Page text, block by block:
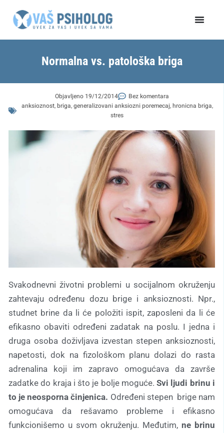
Normalna vs. patološka briga
Objavljeno 19/12/2014
Bez komentara
anksioznost,briga,generalizovani anksiozni poremecaj,hronicna briga,
stres
Svakodnevni životni problemi u socijalnom okruženju
zahtevaju određenu dozu brige i anksioznosti. Npr.,
studnet brine da li će položiti ispit, zaposleni da li će
efikasno obaviti određeni zadatak na poslu. I jedna i
druga osoba doživljava izvestan stepen anksioznosti,
napetosti, dok na fizološkom planu dolazi do rasta
adrenalina koji im zapravo omogućava da završe
zadatke do kraja i što je bolje moguće.Svi ljudi brinu i
to je neosporna činjenica. Određeni stepen brige nam
omogućava da rešavamo probleme i efikasno
funkcionišemo u svom okruženju. Međutim, ne brinu